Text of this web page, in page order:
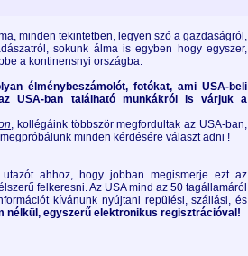
minden tekintetben, legyen szó a gazdaságról,
sokunk álma is egyben hogy egyszer,
a kontinensnyi országba.
élménybeszámolót, fotókat, ami USA-beli
USA-ban található munkákról is várjuk a
, kollégáink többször megfordultak az USA-ban,
minden kérdésére választ adni !
ahhoz, hogy jobban megismerje ezt az
felkeresni. Az USA mind az 50 tagállamáról
kívánunk nyújtani repülési, szállási, és
nélkül, egyszerű elektronikus regisztrációval!